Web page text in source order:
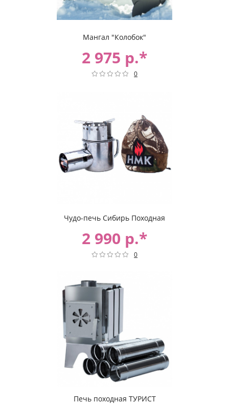
Мангал "Колобок"
2 975 р.*
0
Чудо-печь Сибирь Походная
2 990 р.*
0
Печь походная ТУРИСТ